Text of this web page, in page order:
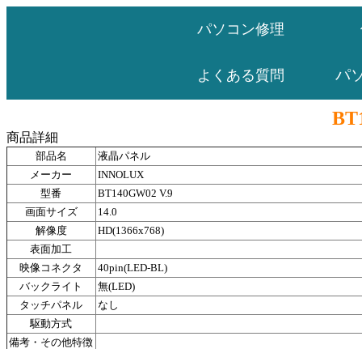
パソコン修理
よくある質問 パ
商品詳細
部品名
液晶パネル
メーカー
INNOLUX
型番
BT140GW02 V.9
画面サイズ
14.0
解像度
HD(1366x768)
表面加工
映像コネクタ
40pin(LED-BL)
バックライト
無(LED)
タッチパネル
なし
駆動方式
備考・その他特徴